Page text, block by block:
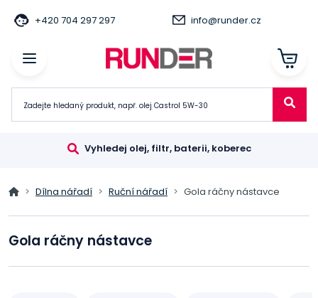
+420 704 297 297 info@runder.cz
Vyhledej olej, filtr, baterii, koberec
Dílna nářadí Ruční nářadí Gola ráčny nástavce
Gola ráčny nástavce